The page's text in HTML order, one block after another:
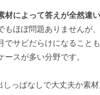
材によって答えが全然違
もほぼ問題ありませんが
でサビだらけになること
ースが多い分野です。
しっぱなしで大丈夫か素